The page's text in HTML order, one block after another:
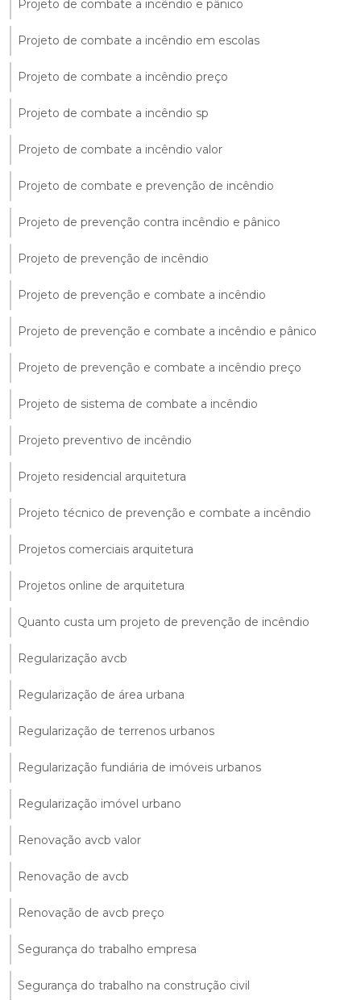
Projeto de combate a incêndio e pânico
Projeto de combate a incêndio em escolas
Projeto de combate a incêndio preço
Projeto de combate a incêndio sp
Projeto de combate a incêndio valor
Projeto de combate e prevenção de incêndio
Projeto de prevenção contra incêndio e pânico
Projeto de prevenção de incêndio
Projeto de prevenção e combate a incêndio
Projeto de prevenção e combate a incêndio e pânico
Projeto de prevenção e combate a incêndio preço
Projeto de sistema de combate a incêndio
Projeto preventivo de incêndio
Projeto residencial arquitetura
Projeto técnico de prevenção e combate a incêndio
Projetos comerciais arquitetura
Projetos online de arquitetura
Quanto custa um projeto de prevenção de incêndio
Regularização avcb
Regularização de área urbana
Regularização de terrenos urbanos
Regularização fundiária de imóveis urbanos
Regularização imóvel urbano
Renovação avcb valor
Renovação de avcb
Renovação de avcb preço
Segurança do trabalho empresa
Segurança do trabalho na construção civil